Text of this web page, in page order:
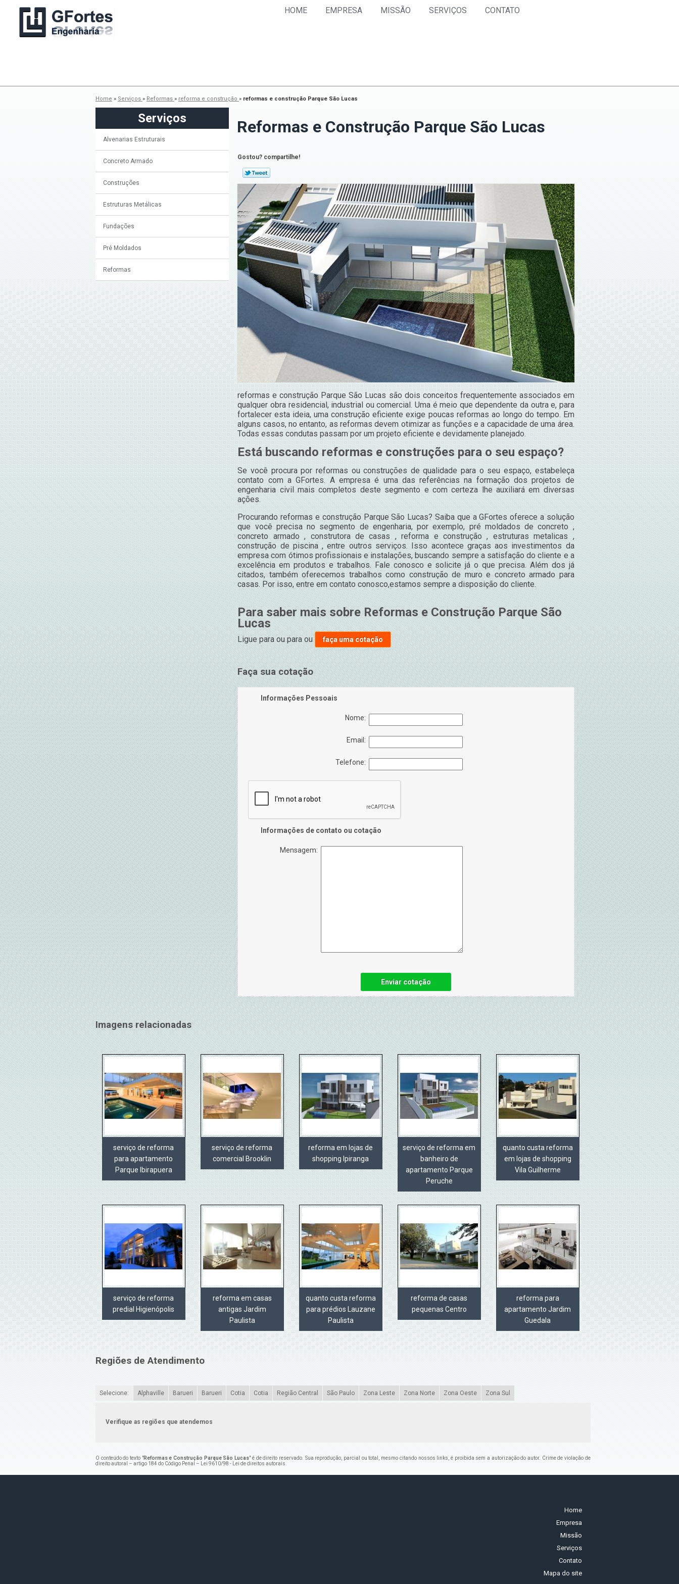
HOME EMPRESA MISSÃO SERVIÇOS CONTATO
Home » Serviços » Reformas » reforma e construção » reformas e construção Parque São Lucas
Serviços
Alvenarias Estruturais
Concreto Armado
Construções
Estruturas Metálicas
Fundações
Pré Moldados
Reformas
Reformas e Construção Parque São Lucas
Gostou? compartilhe!
reformas e construção Parque São Lucas são dois conceitos frequentemente associados em
qualquer obra residencial, industrial ou comercial. Uma é meio que dependente da outra e, para
fortalecer esta ideia, uma construção eficiente exige poucas reformas ao longo do tempo. Em
alguns casos, no entanto, as reformas devem otimizar as funções e a capacidade de uma área.
Todas essas condutas passam por um projeto eficiente e devidamente planejado.
Está buscando reformas e construções para o seu espaço?
Se você procura por reformas ou construções de qualidade para o seu espaço, estabeleça
contato com a GFortes. A empresa é uma das referências na formação dos projetos de
engenharia civil mais completos deste segmento e com certeza lhe auxiliará em diversas
ações.
Procurando reformas e construção Parque São Lucas? Saiba que a GFortes oferece a solução
que você precisa no segmento de engenharia, por exemplo, pré moldados de concreto ,
concreto armado , construtora de casas , reforma e construção , estruturas metalicas ,
construção de piscina , entre outros serviços. Isso acontece graças aos investimentos da
empresa com ótimos profissionais e instalações, buscando sempre a satisfação do cliente e a
excelência em produtos e trabalhos. Fale conosco e solicite já o que precisa. Além dos já
citados, também oferecemos trabalhos como construção de muro e concreto armado para
casas. Por isso, entre em contato conosco,estamos sempre a disposição do cliente.
Para saber mais sobre Reformas e Construção Parque São
Lucas
Ligue paraou paraou faça uma cotação
Faça sua cotação
Informações Pessoais
Nome:
Email:
Telefone:
Informações de contato ou cotação
Mensagem:
Enviar cotação
Imagens relacionadas
serviço de reforma
para apartamento
Parque Ibirapuera
serviço de reforma
comercial Brooklin
reforma em lojas de
shopping Ipiranga
serviço de reforma em
banheiro de
apartamento Parque
Peruche
quanto custa reforma
em lojas de shopping
Vila Guilherme
serviço de reforma
predial Higienópolis
reforma em casas
antigas Jardim
Paulista
quanto custa reforma
para prédios Lauzane
Paulista
reforma de casas
pequenas Centro
reforma para
apartamento Jardim
Guedala
Regiões de Atendimento
Selecione: Alphaville Barueri Barueri Cotia Cotia Região Central São Paulo Zona Leste Zona Norte Zona Oeste Zona Sul
Verifique as regiões que atendemos
O conteúdo do texto "Reformas e Construção Parque São Lucas" é de direito reservado. Sua reprodução, parcial ou total, mesmo citando nossos links, é proibida sem a autorização do autor. Crime de violação de
direito autoral – artigo 184 do Código Penal –
Lei 9610/98 - Lei de direitos autorais
Home
Empresa
Missão
Serviços
Contato
Mapa do site